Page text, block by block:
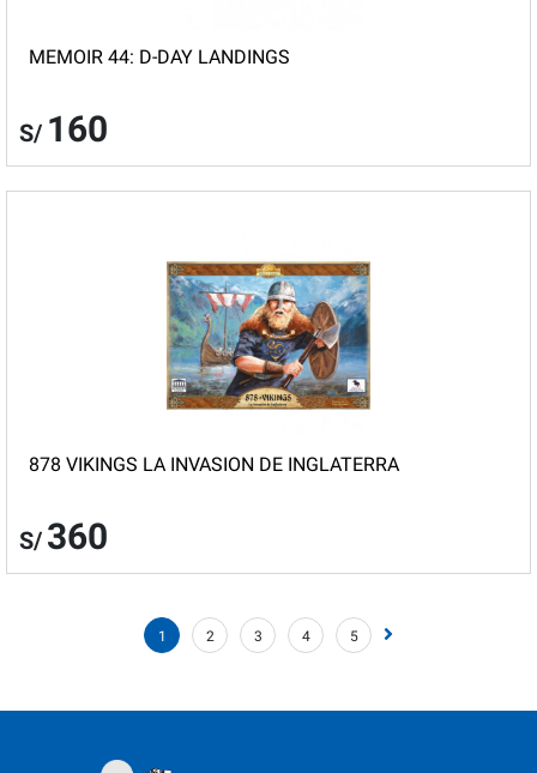
MEMOIR 44: D-DAY LANDINGS
S/ 160
878 VIKINGS LA INVASION DE INGLATERRA
S/ 360
1 2 3 4 5